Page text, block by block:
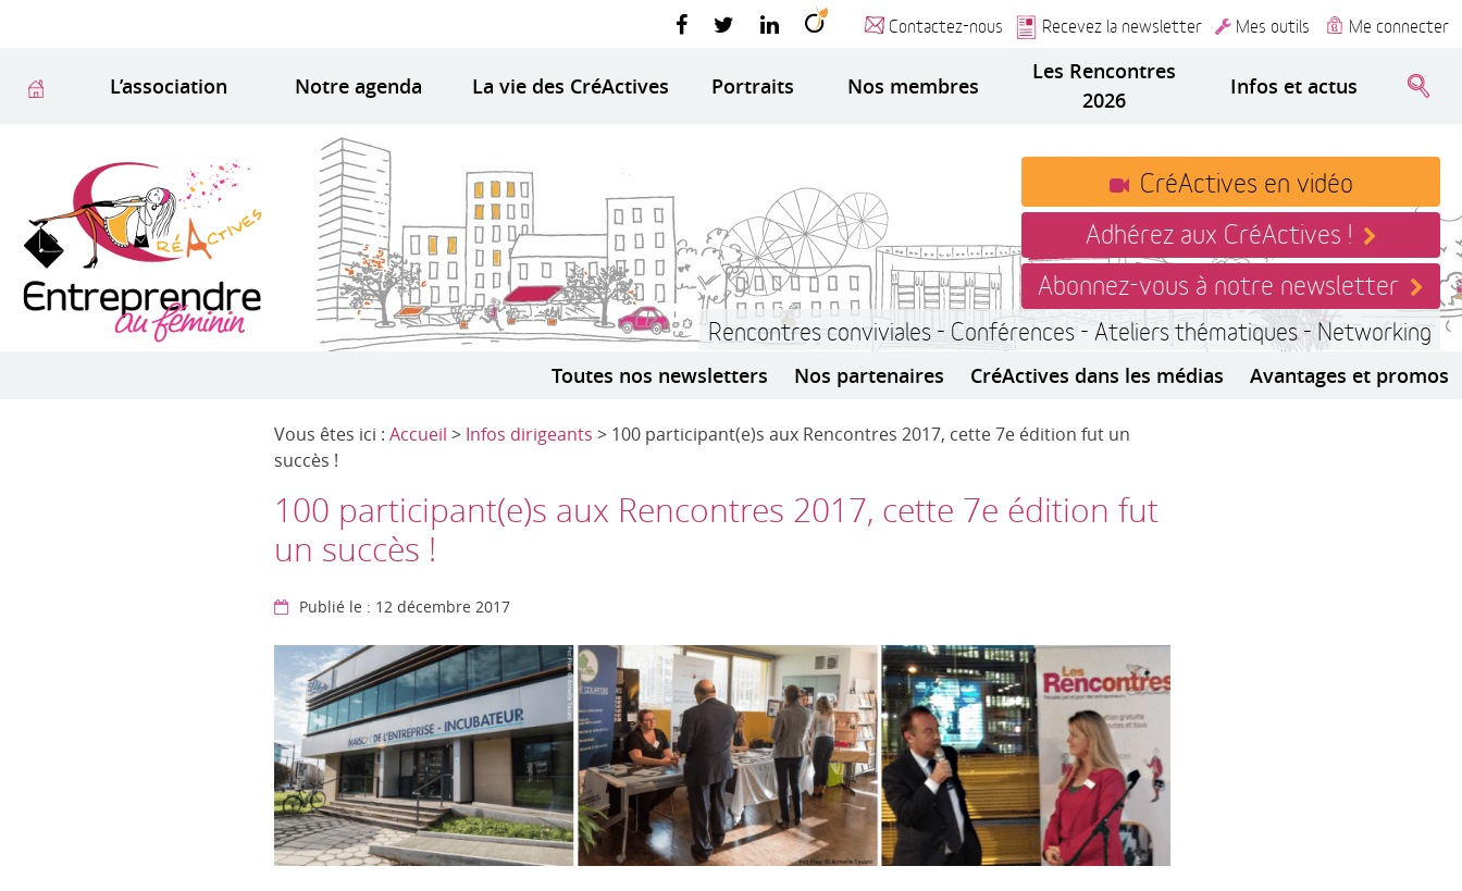
Contactez-nous Recevez la newsletter Mes outils Me connecter
L’association Notre agenda La vie des CréActives Portraits Nos membres
Les Rencontres
2026
Infos et actus
CréActives en vidéo
Adhérez aux CréActives !
Abonnez-vous à notre newsletter
Rencontres conviviales - Conférences - Ateliers thématiques - Networking
Toutes nos newsletters Nos partenaires CréActives dans les médias Avantages et promos
Vous êtes ici : Accueil > Infos dirigeants > 100 participant(e)s aux Rencontres 2017, cette 7e édition fut un
succès !
100 participant(e)s aux Rencontres 2017, cette 7e édition fut
un succès !
Publié le : 12 décembre 2017